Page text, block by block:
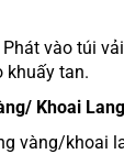
vào túi
khuấy tan.
Khoai
vàng/khoai